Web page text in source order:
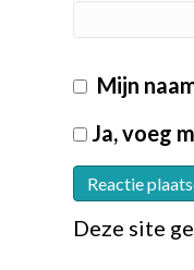
Mijn
Ja, voeg
Deze site